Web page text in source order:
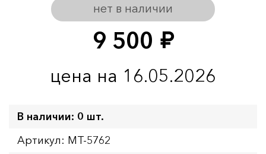
9 500 руб.
цена на 16.05.2026
нет в наличии
В наличии: 0 шт.
Артикул: MT-5762